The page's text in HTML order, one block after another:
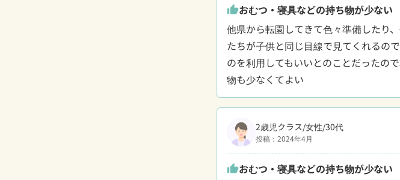
thumb_upおむつ・寝具などの持ち物が少ない
他県から転園してきて色々準備したり
たちが子供と同じ目線で見てくれるの
のを利用してもいいとのことだったの
物も少なくてよい
2歳児クラス/女性/30代
投稿：2024年4月
thumb_upおむつ・寝具などの持ち物が少ない